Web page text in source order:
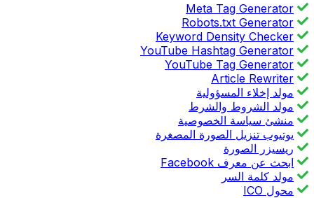
Meta Tag Generator
Robots.txt Generator
Keyword Density Checker
YouTube Hashtag Generator
YouTube Tag Generator
Article Rewriter
مولد إخلاء المسؤولية
مولد الشروط والشرط
منشئ سياسة الخصوصية
يوتيوب تنزيل الصورة المصغرة
ريسيزر الصورة
ابحث عن معرف Facebook
مولد كلمة السر
محول ICO